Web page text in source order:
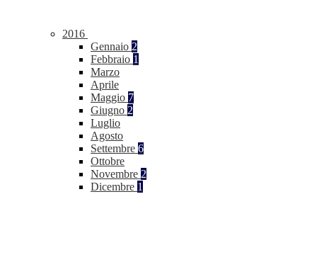
2016
Gennaio 2
Febbraio 1
Marzo
Aprile
Maggio 7
Giugno 2
Luglio
Agosto
Settembre 6
Ottobre
Novembre 2
Dicembre 1